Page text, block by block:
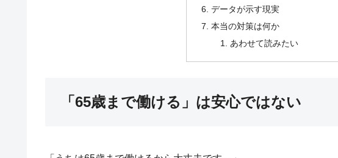
データが示す現実
本当の対策は何か
あわせて読みたい
「65歳まで働ける」は安心ではない